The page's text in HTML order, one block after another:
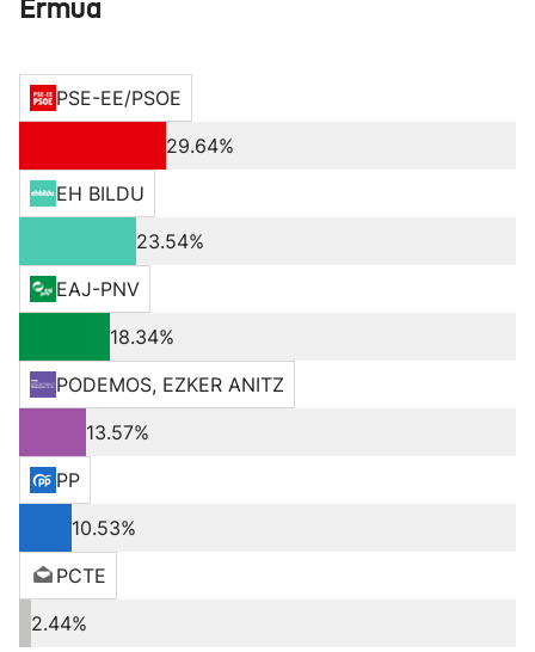
Ermua
PSE-EE/PSOE
29.64%
EH BILDU
23.54%
EAJ-PNV
18.34%
PODEMOS, EZKER ANITZ
13.57%
PP
10.53%
PCTE
2.44%